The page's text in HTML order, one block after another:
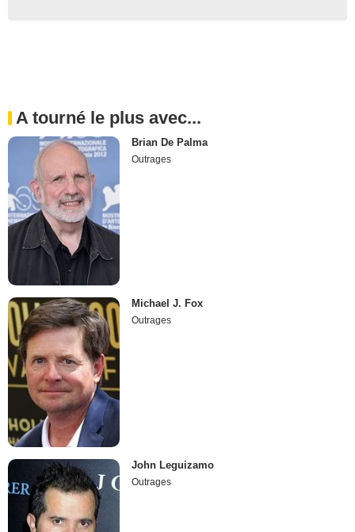
A tourné le plus avec...
Brian De Palma
Outrages
Michael J. Fox
Outrages
John Leguizamo
Outrages